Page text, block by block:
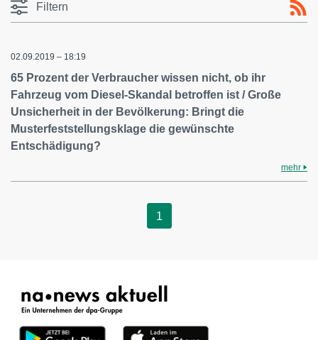
Filtern
02.09.2019 – 18:19
65 Prozent der Verbraucher wissen nicht, ob ihr
Fahrzeug vom Diesel-Skandal betroffen ist / Große
Unsicherheit in der Bevölkerung: Bringt die
Musterfeststellungsklage die gewünschte
Entschädigung?
mehr
1